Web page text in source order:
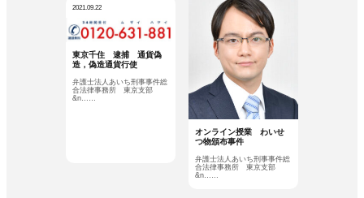
2021.09.22
東京千住 逮捕 通貨偽
造，偽造通貨行使
弁護士法人あいち刑事事件総
合法律事務所 東京支部
&n……
オンライン授業 わいせ
つ物頒布事件
弁護士法人あいち刑事事件総
合法律事務所 東京支部
&n……